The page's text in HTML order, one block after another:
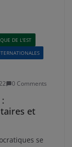
DE L'EST
0 Comments
et
se